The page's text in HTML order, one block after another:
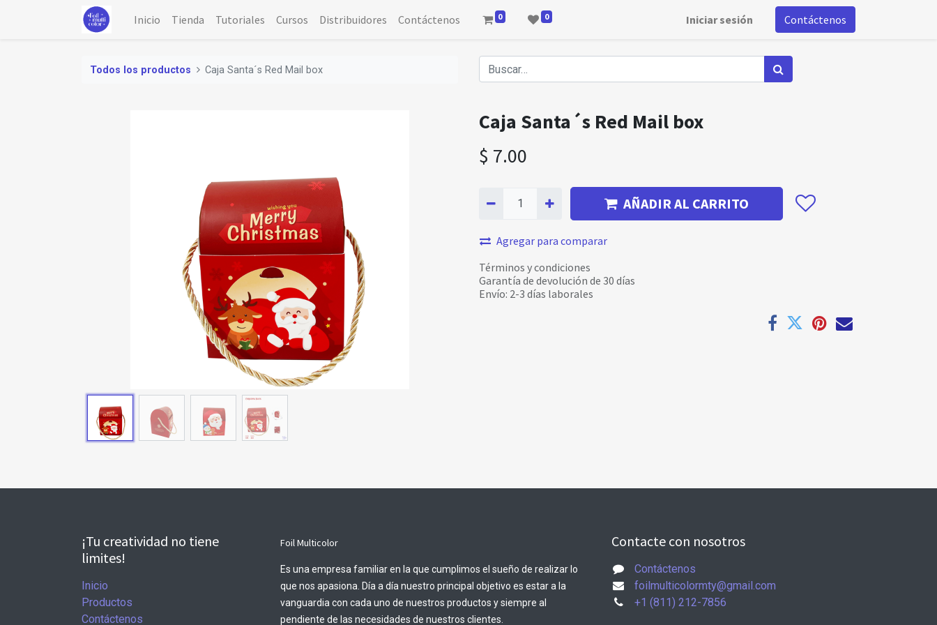
Inicio Tienda Tutoriales Cursos Distribuidores Contáctenos 0 0 Iniciar sesión Contáctenos
Todos los productos Caja Santa´s Red Mail box
Caja Santa´s Red Mail box
$ 7.00
AÑADIR AL CARRITO
Agregar para comparar
Términos y condiciones
Garantía de devolución de 30 días
Envío: 2-3 días laborales
¡Tu creatividad no tiene
limites!
Inicio
Productos
Contáctenos
Foil Multicolor
Es una empresa familiar en la que cumplimos el sueño de realizar lo
que nos apasiona. Día a día nuestro principal objetivo es estar a la
vanguardia con cada uno de nuestros productos y siempre al
pendiente de las necesidades de nuestros clientes.
Contacte con nosotros
Contáctenos
foilmulticolormty@gmail.com
+1 (811) 212-7856